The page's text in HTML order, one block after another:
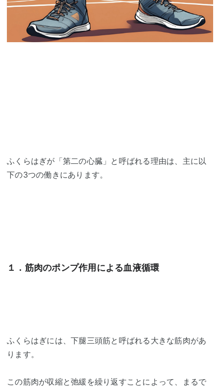
ふくらはぎが「第二の心臓」と呼ばれる理由は、主に以
下の3つの働きにあります。
１．筋肉のポンプ作用による血液循環
ふくらはぎには、下腿三頭筋と呼ばれる大きな筋肉があ
ります。
この筋肉が収縮と弛緩を繰り返すことによって、まるで